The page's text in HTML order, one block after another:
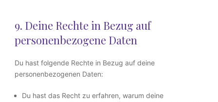
9. Deine Rechte in Bezug auf
personenbezogene Daten
Du hast folgende Rechte in Bezug auf deine
personenbezogenen Daten:
Du hast das Recht zu erfahren, warum deine